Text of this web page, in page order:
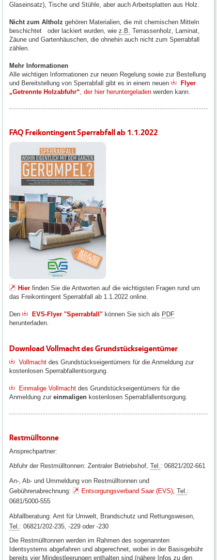
Glaseinsatz), Tische und Stühle, aber auch Arbeitsplatten aus Holz.
Nicht zum Altholz gehören Materialien, die mit chemischen Mitteln
beschichtet oder lackiert wurden, wie z.B. Terrassenholz, Laminat,
Zäune und Gartenhäuschen, die ohnehin auch nicht zum Sperrabfall
zählen.
Mehr Informationen
Alle wichtigen Informationen zur neuen Regelung sowie zur Bestellung
und Bereitstellung von Sperrabfall gibt es in einem neuen
Flyer
„Getrennte Holzabfuhr“ , der hier heruntergeladen werden kann.
FAQ Freikontingent Sperrabfall ab 1.1.2022
Hier finden Sie die Antworten auf die wichtigsten Fragen rund um
das Freikontingent Sperrabfall ab 1.1.2022 online.
Den EVS-Flyer "Sperrabfall" können Sie sich als PDF
herunterladen.
Download Vollmacht des Grundstückseigentümer
Vollmacht des Grundstückseigentümers für die Anmeldung zur
kostenlosen Sperrabfallentsorgung.
Einmalige Vollmacht des Grundstückseigentümers für die
Anmeldung zur einmaligen kostenlosen Sperrabfallentsorgung.
Restmülltonne
Ansprechpartner:
Abfuhr der Restmülltonnen: Zentraler Betriebshof, Tel. : 06821/202-661
An-, Ab- und Ummeldung von Restmülltonnen und
Gebührenabrechnung:
Entsorgungsverband Saar (EVS) Tel. :
0681/5000-555
Abfallberatung: Amt für Umwelt, Brandschutz und Rettungswesen,
Tel. : 06821/202-235, -229 oder -230
Die Restmülltonnen werden im Rahmen des sogenannten
Identsystems abgefahren und abgerechnet, wobei in der Basisgebühr
bereits vier Mindestleerungen enthalten sind (nähere Infos zu den